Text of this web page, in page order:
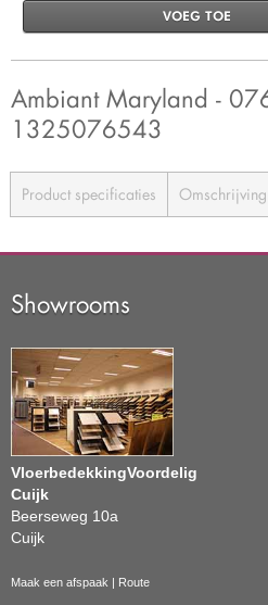
VOEG TOE
Ambiant Maryland -
1325076543
Product specificaties Omschrijving
Showrooms
VloerbedekkingVoordelig
Cuijk
Beerseweg 10a
Cuijk
Maak een afspaak Route